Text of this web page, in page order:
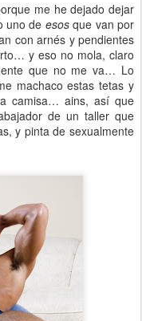
me he dejado dejar
uno de esosque van por
con arnés y pendientes
y eso no mola, claro
que no me va… Lo
machaco estas tetas y
camisa… ains, así que
de un taller que
y pinta de sexualmente